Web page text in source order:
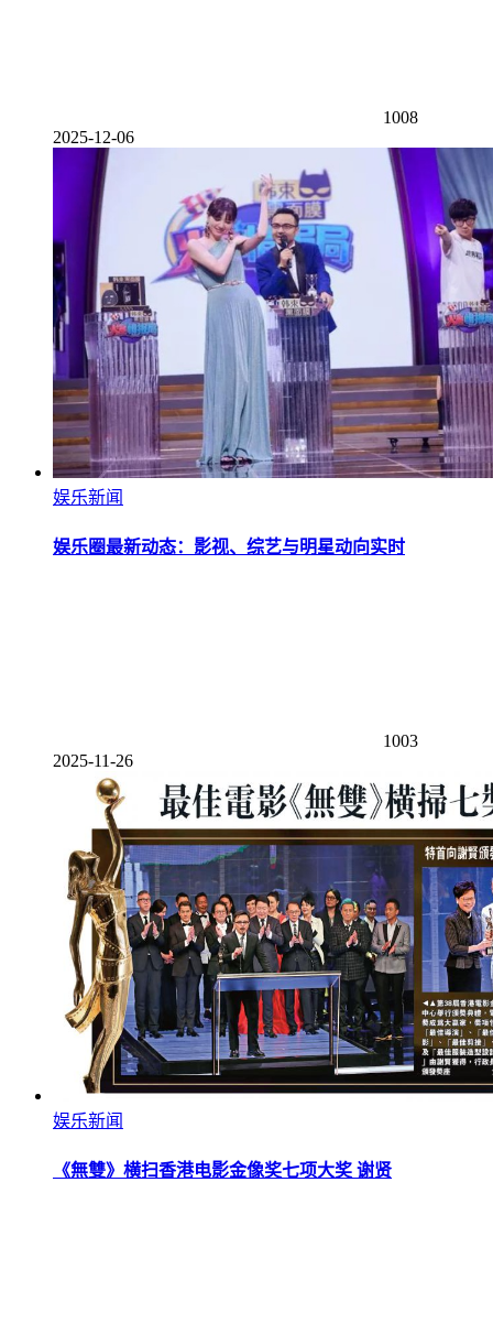
1008
2025-12-06
娱乐新闻
娱乐圈最新动态：影视、综艺与明星动向实时
1003
2025-11-26
娱乐新闻
《無雙》横扫香港电影金像奖七项大奖 谢贤